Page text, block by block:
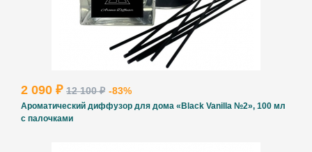
2 090 ₽ 12 100 ₽ -83%
Ароматический диффузор для дома «Black Vanilla №2», 100 мл
с палочками